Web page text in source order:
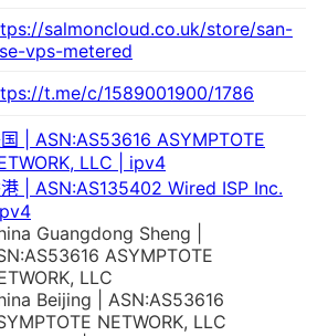
salmoncloud.co.uk/store/san-
vps-metered
t.me/c/1589001900/1786
| ASN:AS53616 ASYMPTOTE
LLC | ipv4
| ASN:AS135402 Wired ISP Inc.
Guangdong Sheng |
ASYMPTOTE
LLC
Beijing | ASN:AS53616
NETWORK, LLC